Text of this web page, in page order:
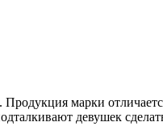
марки
девушек